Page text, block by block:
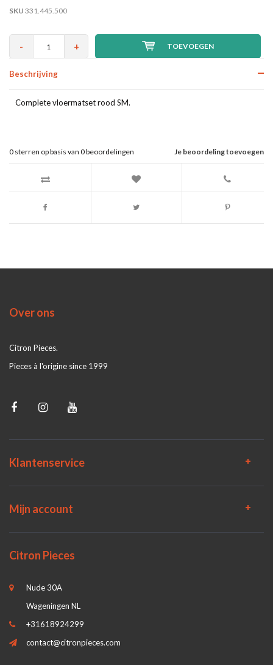
SKU 331.445.500
- + TOEVOEGEN
Beschrijving
Complete vloermatset rood SM.
Je beoordeling toevoegen
0 sterren op basis van 0beoordelingen
Over ons
Citron Pieces.
Pieces à l'origine since 1999
Klantenservice
Mijn account
Citron Pieces
Nude 30A
Wageningen NL
+31618924299
contact@citronpieces.com